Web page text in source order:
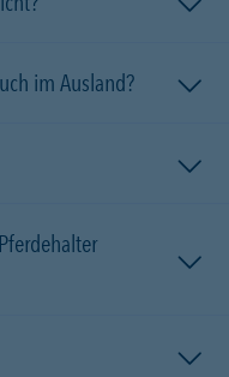
im Ausland?